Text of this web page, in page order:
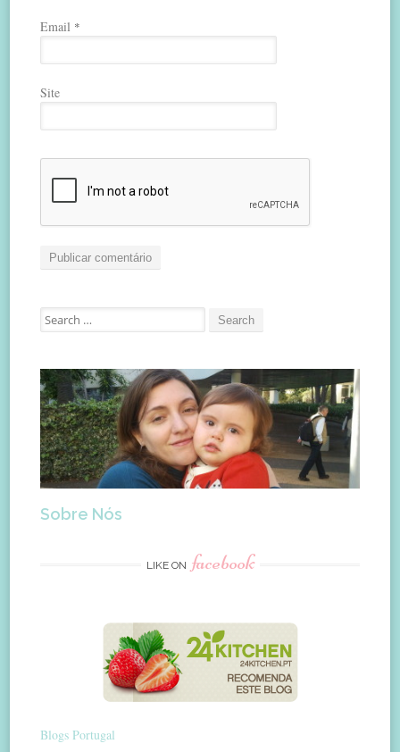
Email *
Site
Search
for:
Sobre Nós
LIKE ON facebook
Blogs Portugal